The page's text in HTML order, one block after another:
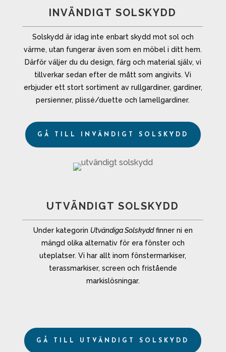
INVÄNDIGT SOLSKYDD
Solskydd är idag inte enbart skydd mot sol och
värme, utan fungerar även som en möbel i ditt hem.
Därför väljer du du design, färg och material själv, vi
tillverkar sedan efter de mått som angivits. Vi
erbjuder ett stort sortiment av rullgardiner, gardiner,
persienner, plissé/duette och lamellgardiner.
GÅ TILL INVÄNDIGT SOLSKYDD
UTVÄNDIGT SOLSKYDD
Under kategorin Utvändiga Solskyddfinner ni en
mängd olika alternativ för era fönster och
uteplatser. Vi har allt inom fönstermarkiser,
terassmarkiser, screen och fristående
markislösningar.
GÅ TILL UTVÄNDIGT SOLSKYDD